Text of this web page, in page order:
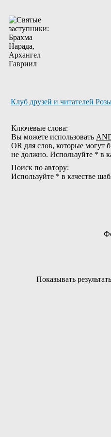
Клуб друзей и читателей
Ключевые слова:
Вы можете использовать
OR для слов, которые могут
не должно. Используйте * в
Поиск по автору:
Используйте * в качестве
Показывать